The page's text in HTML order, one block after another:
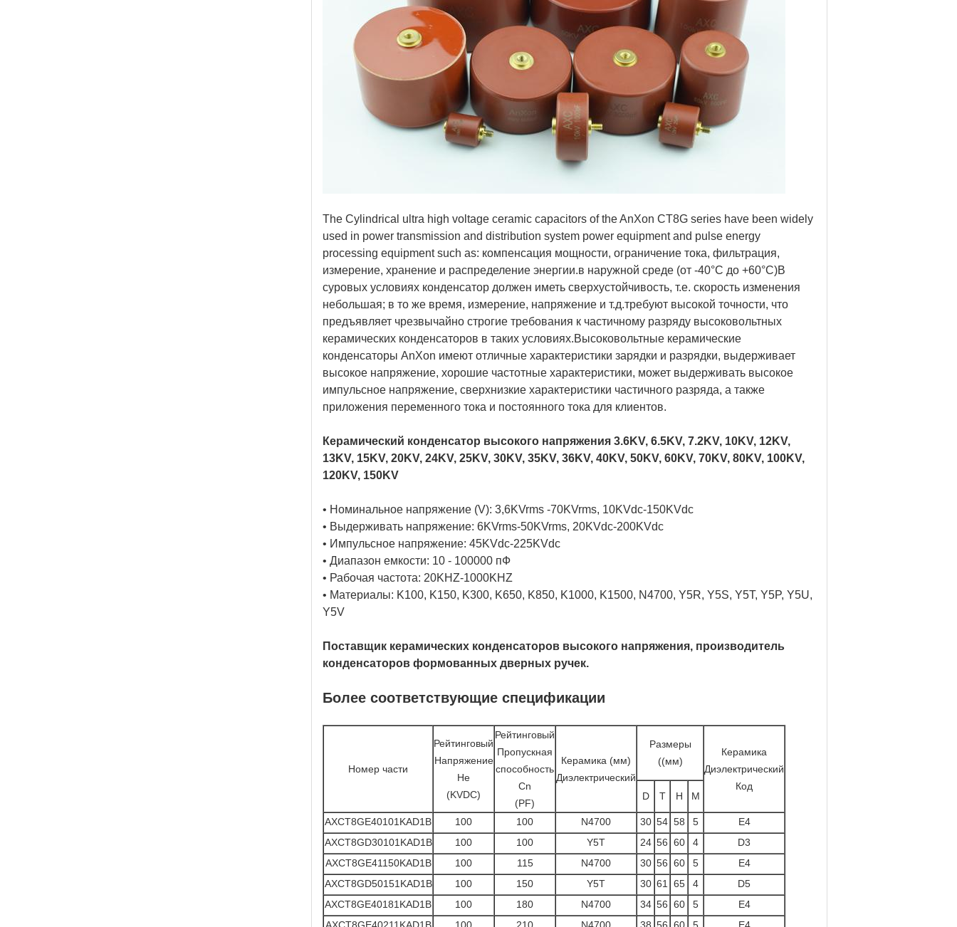
The Cylindrical ultra high voltage ceramic capacitors of the AnXon CT8G series have been widely
used in power transmission and distribution system power equipment and pulse energy
processing equipment such as: компенсация мощности, ограничение тока, фильтрация,
измерение, хранение и распределение энергии.в наружной среде (от -40°C до +60°C)В
суровых условиях конденсатор должен иметь сверхустойчивость, т.е. скорость изменения
небольшая; в то же время, измерение, напряжение и т.д.требуют высокой точности, что
предъявляет чрезвычайно строгие требования к частичному разряду высоковольтных
керамических конденсаторов в таких условиях.Высоковольтные керамические
конденсаторы AnXon имеют отличные характеристики зарядки и разрядки, выдерживает
высокое напряжение, хорошие частотные характеристики, может выдерживать высокое
импульсное напряжение, сверхнизкие характеристики частичного разряда, а также
приложения переменного тока и постоянного тока для клиентов.
Керамический конденсатор высокого напряжения 3.6KV, 6.5KV, 7.2KV, 10KV, 12KV,
13KV, 15KV, 20KV, 24KV, 25KV, 30KV, 35KV, 36KV, 40KV, 50KV, 60KV, 70KV, 80KV, 100KV,
120KV, 150KV
• Номинальное напряжение (V): 3,6KVrms -70KVrms, 10KVdc-150KVdc
• Выдерживать напряжение: 6KVrms-50KVrms, 20KVdc-200KVdc
• Импульсное напряжение: 45KVdc-225KVdc
• Диапазон емкости: 10 - 100000 пФ
• Рабочая частота: 20KHZ-1000KHZ
• Материалы: K100, K150, K300, K650, K850, K1000, K1500, N4700, Y5R, Y5S, Y5T, Y5P, Y5U,
Y5V
Поставщик керамических конденсаторов высокого напряжения, производитель
конденсаторов формованных дверных ручек.
Более соответствующие спецификации
Номер части
Рейтинговый
Напряжение
Не
(KVDC)
Рейтинговый
Пропускная
способность
Cn
(PF)
Керамика (мм)
Диэлектрический
Размеры
((мм)
Керамика
Диэлектрический
Код
D
T H М
AXCT8GE40101KAD1B 100 100 N4700 30 54 58 5
Е4
AXCT8GD30101KAD1B
100 100 Y5T 24 56 60 4
D3
AXCT8GE41150KAD1B
100 115 N4700 30 56 60 5
Е4
AXCT8GD50151KAD1B
100 150 Y5T 30 61 65 4
D5
AXCT8GE40181KAD1B
100 180 N4700 34 56 60 5
Е4